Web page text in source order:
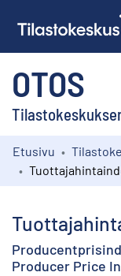
OTOS
Kokoelmat
Etusivu
Producer Price